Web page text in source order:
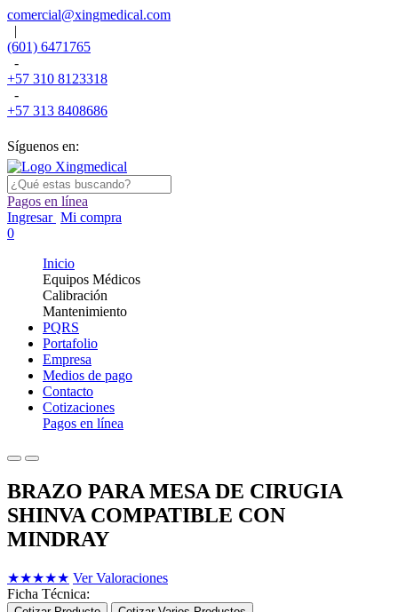
comercial@xingmedical.com
|
(601) 6471765
-
+57 310 8123318
-
+57 313 8408686
Síguenos en:
Pagos en línea
Ingresar Mi compra
0
Inicio
Equipos Médicos
Calibración
Mantenimiento
PQRS
Portafolio
Empresa
Medios de pago
Contacto
Cotizaciones
Pagos en línea
BRAZO PARA MESA DE CIRUGIA
SHINVA COMPATIBLE CON
MINDRAY
★★★★★ Ver Valoraciones
Ficha Técnica: